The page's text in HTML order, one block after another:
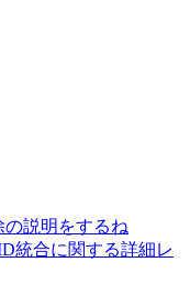
説明をするね
統合に関する詳細レ